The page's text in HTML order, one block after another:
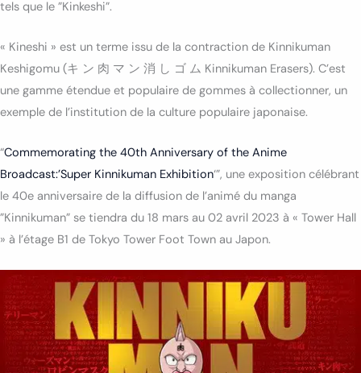
tels que le ”Kinkeshi”.
« Kineshi » est un terme issu de la contraction de Kinnikuman
Keshigomu (キ ン 肉 マ ン 消 し ゴ ム Kinnikuman Erasers). C’est
une gamme étendue et populaire de gommes à collectionner, un
exemple de l’institution de la culture populaire japonaise.
“Commemorating the 40th Anniversary of the Anime
Broadcast:’Super Kinnikuman Exhibition‘”, une exposition célébrant
le 40e anniversaire de la diffusion de l’animé du manga
”Kinnikuman” se tiendra du 18 mars au 02 avril 2023 à « Tower Hall
» à l’étage B1 de Tokyo Tower Foot Town au Japon.